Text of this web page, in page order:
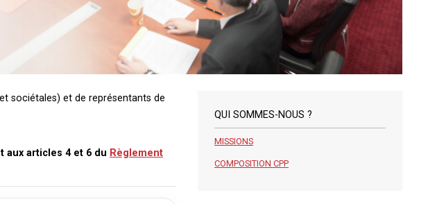
sociétales) et de représentants de
aux articles 4 et 6 du Règlement
QUI SOMMES-NOUS ?
MISSIONS
COMPOSITION CPP